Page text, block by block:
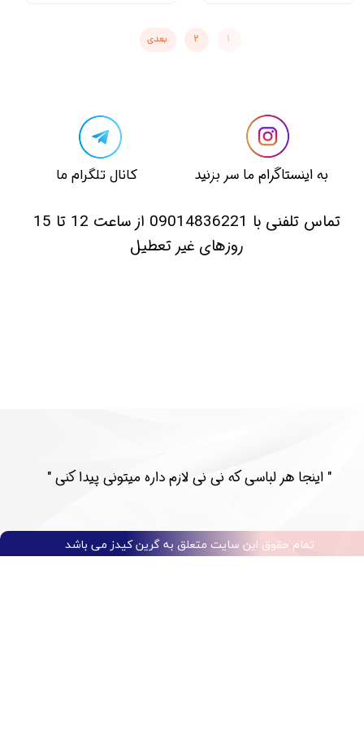
۱ ۲ بعدی
​​به اینستاگرام ما سر بزنید​​​​​​​
​تماس تلفنی با 09014836221 از ساعت 12 تا 15
روزهای غیر تعطیل
​کانال تلگرام ما
تمام حقوق این سایت متعلق به گرین کیدز می باشد​​​​​​​
​​" اینجا هر لباسی که نی نی لازم داره میتونی پیدا کنی "​​​​​​​​​​​​​​